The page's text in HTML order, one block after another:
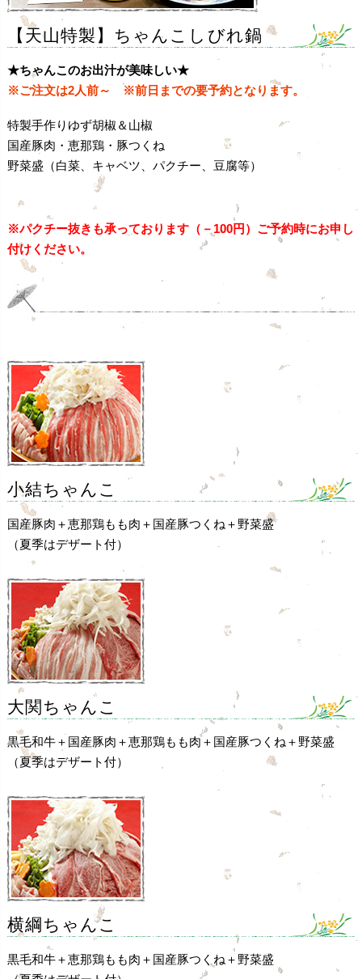
【天山特製】ちゃんこしびれ鍋
★ちゃんこのお出汁が美味しい★
※ご注文は2人前～ ※前日までの要予約となります。
特製手作りゆず胡椒＆山椒
国産豚肉・恵那鶏・豚つくね
野菜盛（白菜、キャベツ、パクチー、豆腐等）
※パクチー抜きも承っております（－100円）ご予約時にお申し
付けください。
小結ちゃんこ
国産豚肉＋恵那鶏もも肉＋国産豚つくね＋野菜盛
（夏季はデザート付）
大関ちゃんこ
黒毛和牛＋国産豚肉＋恵那鶏もも肉＋国産豚つくね＋野菜盛
（夏季はデザート付）
横綱ちゃんこ
黒毛和牛＋恵那鶏もも肉＋国産豚つくね＋野菜盛